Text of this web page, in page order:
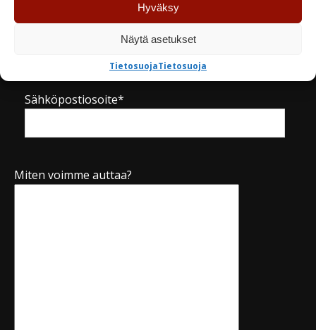
Hyväksy
Näytä asetukset
TietosuojaTietosuoja
Sähköpostiosoite*
Miten voimme auttaa?